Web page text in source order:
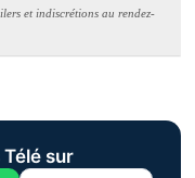
et indiscrétions au rendez-
sur